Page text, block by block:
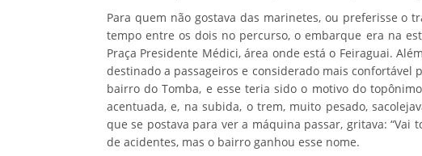
Para quem não gostava das marinetes, ou preferisse o
tempo entre os dois no percurso, o embarque era na
Praça Presidente Médici, área onde está o Feiraguai.
destinado a passageiros e considerado mais
bairro do Tomba, e esse teria sido o motivo do
acentuada, e, na subida, o trem, muito pesado,
que se postava para ver a máquina passar, gritava: “Vai
de acidentes, mas o bairro ganhou esse nome.